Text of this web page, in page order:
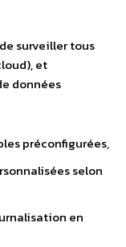
surveiller tous
et
données
préconfigurées,
selon
en